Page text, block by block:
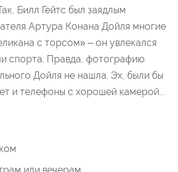
Билл Гейтс был заядлым
Артура Конана Дойля многие
с торсом» – он увлекался
спорта. Правда, фотографию
Дойля не нашла. Эх, были бы
и телефоны с хорошей камерой...
или вечерам